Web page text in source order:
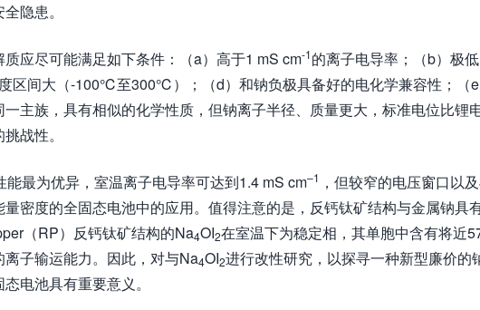
隐患。
应尽可能满足如下条件：（a）高于1 mS cm-1的离子电导率；（b）极
区间大（-100℃至300℃）；（d）和钠负极具备好的电化学兼容性；（
主族，具有相似的化学性质，但钠离子半径、质量更大，标准电位比锂
战性。
能最为优异，室温离子电导率可达到1.4 mS cm–1 ，但较窄的电压窗口以
密度的全固态电池中的应用。值得注意的是，反钙钛矿结构与金属钠具
（RP）反钙钛矿结构的Na4OI2在室温下为稳定相，其单胞中含有将近
子输运能力。因此，对与Na4OI2进行改性研究，以探寻一种新型廉价的
电池具有重要意义。